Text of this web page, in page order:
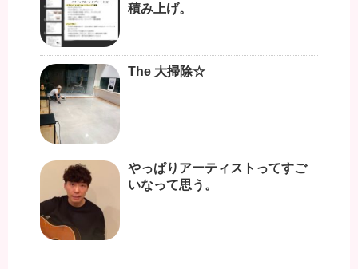
積み上げ。
The 大掃除☆
やっぱりアーティストってすご
いなって思う。